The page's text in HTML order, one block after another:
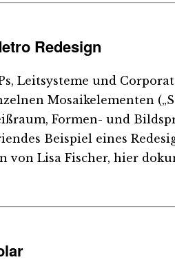
Redesign
Leitsysteme und
Mosaikelementen
Formen- und
Beispiel eines
von Lisa Fischer, hier